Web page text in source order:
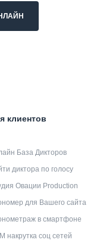
клиентов
База Дикторов
диктора по голосу
Овации Production
для Вашего сайта
в смартфоне
накрутка соц сетей